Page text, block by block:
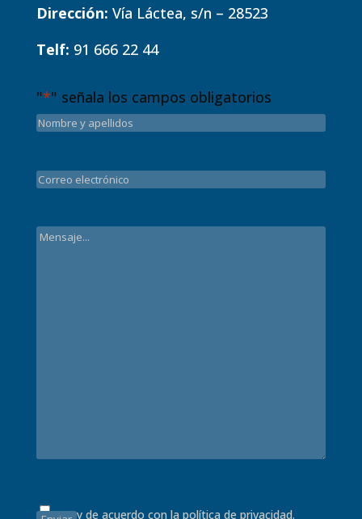
Dirección: Vía Láctea, s/n – 28523
Telf: 91 666 22 44
"*" señala los campos obligatorios
Estoy de acuerdo con la política de privacidad.